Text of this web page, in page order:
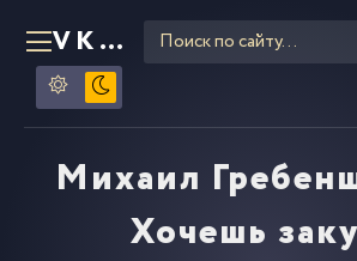
VKLIPE RU
Михаил
Хочешь